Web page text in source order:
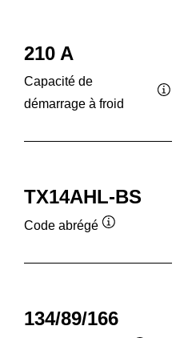
210 A
Capacité de
démarrage à froid
TX14AHL-BS
Code abrégé
134/89/166